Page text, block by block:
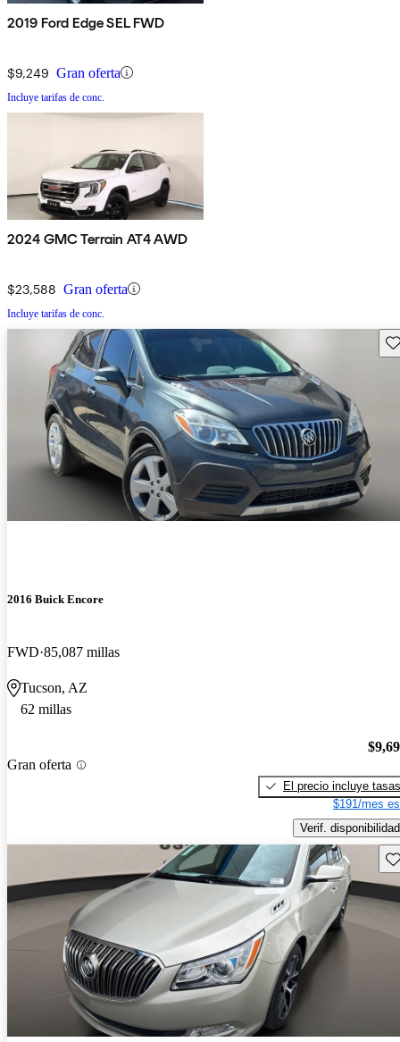
2019 Ford Edge SEL FWD
$9,249 Gran oferta
Incluye tarifas de conc.
2024 GMC Terrain AT4 AWD
$23,588 Gran oferta
Incluye tarifas de conc.
2016 Buick Encore
FWD 85,087 millas
Tucson, AZ
62 millas
Gran oferta
El precio incluye tasas
$191/mes
Verif. disponibilidad